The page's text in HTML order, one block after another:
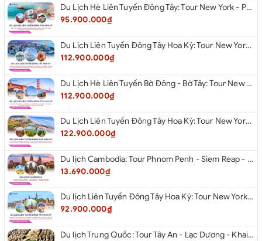
Du Lịch Hè Liên Tuyến Đông Tây: Tour New York - Philadelphia - Delaware - Washington Dc - Las Vegas - Red Rock Canyon - Little Saigon - Santa Monica - Los Angeles - San Diego Từ Hà Nội 2026
95.900.000₫
Du Lịch Liên Tuyến Đông Tây Hoa Kỳ: Tour New York - Philadelphia - Delaware - Washington Dc - San Diego - Los Angeles - Las Vegas - Antelope Canyon (Hẻm Núi Linh Dương) - Horseshoe Bend - Monument - Page - Phoenix Từ Hà Nội 2026
112.900.000₫
Du Lịch Hè Liên Tuyến Bờ Đông - Bờ Tây: Tour New York - Philadelphia - Delaware - Washington Dc - Las Vegas - Los Angeles - Hollywood - San Diego - San Jose - San Francisco - Từ Hà Nội 2026
112.900.000₫
Du Lịch Liên Tuyến Đông Tây Hoa Kỳ: Tour New York - Boston - New Hampshire - Artist’s Bluff - Echo Lake Kancamagus Highway - White Mountains - Albany - Buffalo - Niagara Falls Corning - Washington Dc - Las Vegas - Red Rock Canyon - Los Angeles - San Diego Từ Hà Nội 2026
122.900.000₫
Du lịch Cambodia: Tour Phnom Penh - Siem Reap - Phnom Penh
13.690.000₫
Du lịch Liên Tuyến Đông Tây Hoa Kỳ: Tour New York - Philadelphia - Delaware - Washington D.C - Las Vegas - Red rock Canyon - Little Saigon - Santa Monica - Los Angeles - San Diego từ Hà Nội 2026
92.900.000₫
Du lịch Trung Quốc: Tour Tây An - Lạc Dương - Khai Phong từ Hà Nội 2026